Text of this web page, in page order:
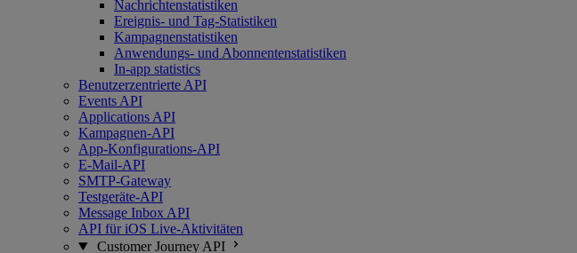
Nachrichtenstatistiken
Ereignis- und Tag-Statistiken
Kampagnenstatistiken
Anwendungs- und Abonnentenstatistiken
In-app statistics
Benutzerzentrierte API
Events API
Applications API
Kampagnen-API
App-Konfigurations-API
E-Mail-API
SMTP-Gateway
Testgeräte-API
Message Inbox API
API für iOS Live-Aktivitäten
Customer Journey API